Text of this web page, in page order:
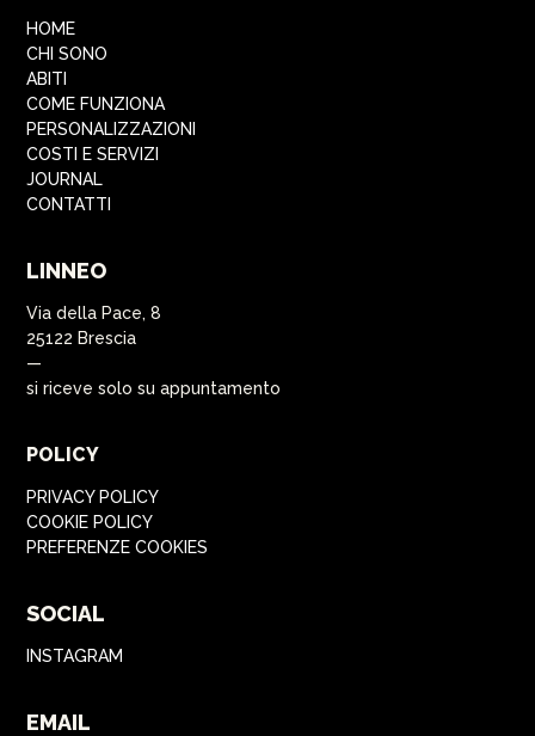
HOME
CHI SONO
ABITI
COME FUNZIONA
PERSONALIZZAZIONI
COSTI E SERVIZI
JOURNAL
CONTATTI
LINNEO
Via della Pace, 8
25122 Brescia
—
si riceve solo su appuntamento
POLICY
PRIVACY POLICY
COOKIE POLICY
PREFERENZE COOKIES
SOCIAL
INSTAGRAM
EMAIL